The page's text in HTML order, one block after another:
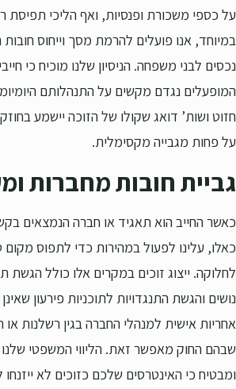
על כספי משכורת ופנסיות, ואף הליכי
במיוחד, אנו פועלים להרמת מסך וייחוס
נכסים לבני משפחה. הניסיון שלנו מוכיח כי
המופעלים נגדם מקשים על התנהלותם
חזוט ושות’ דואג שקולו של הזוכה יישמע
על פחות מגבייה מקסימלית.
גביית חובות מחברות
כאשר החייב הוא תאגיד או חברה הנמצאים
כאלו, עלינו לפעול במהירות כדי לתפוס מקום
לחלוקה. ייצוג זוכים במקרים אלו כולל הגשת
נושים והגשת התנגדויות לתוכניות פירעון
אחריות אישית למנהלי החברה בגין רשלנות
שבהם החוק מאפשר זאת. הליווי המשפטי
ומבטיח כי האינטרסים שלכם כזוכים לא